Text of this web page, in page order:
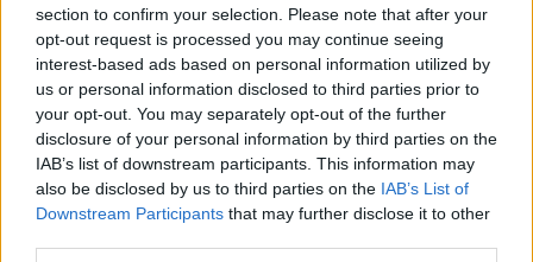
section to confirm your selection. Please note that after your
opt-out request is processed you may continue seeing
interest-based ads based on personal information utilized by
us or personal information disclosed to third parties prior to
your opt-out. You may separately opt-out of the further
disclosure of your personal information by third parties on the
IAB’s list of downstream participants. This information may
also be disclosed by us to third parties on the IAB’s List of
Downstream Participants that may further disclose it to other